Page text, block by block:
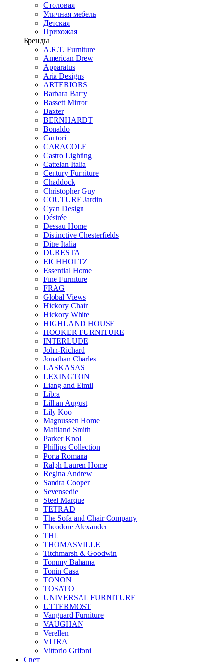
Столовая
Уличная мебель
Детская
Прихожая
Бренды
A.R.T. Furniture
American Drew
Apparatus
Aria Designs
ARTERIORS
Barbara Barry
Bassett Mirror
Baxter
BERNHARDT
Bonaldo
Cantori
CARACOLE
Castro Lighting
Cattelan Italia
Century Furniture
Chaddock
Christopher Guy
COUTURE Jardin
Cyan Design
Désirée
Dessau Home
Distinctive Chesterfields
Ditre Italia
DURESTA
EICHHOLTZ
Essential Home
Fine Furniture
FRAG
Global Views
Hickory Chair
Hickory White
HIGHLAND HOUSE
HOOKER FURNITURE
INTERLUDE
John-Richard
Jonathan Charles
LASKASAS
LEXINGTON
Liang and Eimil
Libra
Lillian August
Lily Koo
Magnussen Home
Maitland Smith
Parker Knoll
Phillips Collection
Porta Romana
Ralph Lauren Home
Regina Andrew
Sandra Cooper
Sevensedie
Steel Marque
TETRAD
The Sofa and Chair Company
Theodore Alexander
THL
THOMASVILLE
Titchmarsh & Goodwin
Tommy Bahama
Tonin Casa
TONON
TOSATO
UNIVERSAL FURNITURE
UTTERMOST
Vanguard Furniture
VAUGHAN
Verellen
VITRA
Vittorio Grifoni
Свет